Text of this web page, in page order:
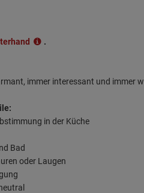
.
immer interessant und
in der Küche
Bad
oder Laugen